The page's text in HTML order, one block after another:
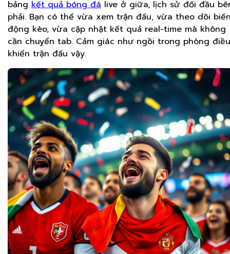
bảng kết quả bóng đá live ở giữa, lịch sử đối đầu
phải. Bạn có thể vừa xem trận đấu, vừa theo dõi
động kèo, vừa cập nhật kết quả real-time mà không
cần chuyển tab. Cảm giác như ngồi trong phòng điều
khiển trận đấu vậy.